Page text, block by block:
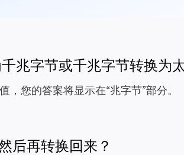
兆字节或千兆字节转换为
，您的答案将显示在“兆字节”部分。
后再转换回来？